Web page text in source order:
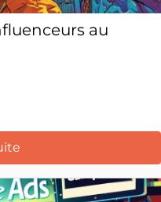
au